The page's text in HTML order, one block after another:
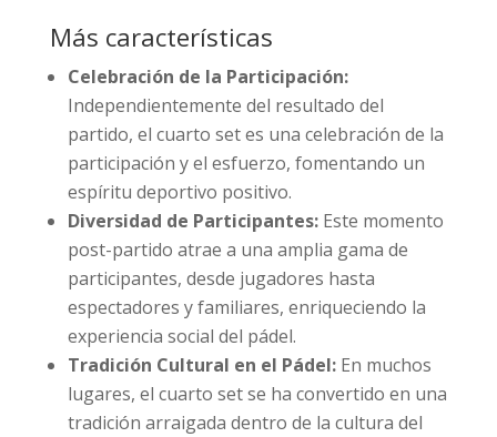
Más características
Celebración de la Participación:
Independientemente del resultado del
partido, el cuarto set es una celebración de la
participación y el esfuerzo, fomentando un
espíritu deportivo positivo.
Diversidad de Participantes:Este momento
post-partido atrae a una amplia gama de
participantes, desde jugadores hasta
espectadores y familiares, enriqueciendo la
experiencia social del pádel.
Tradición Cultural en el Pádel:En muchos
lugares, el cuarto set se ha convertido en una
tradición arraigada dentro de la cultura del